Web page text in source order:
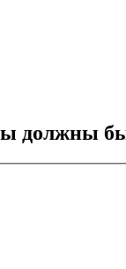
должны